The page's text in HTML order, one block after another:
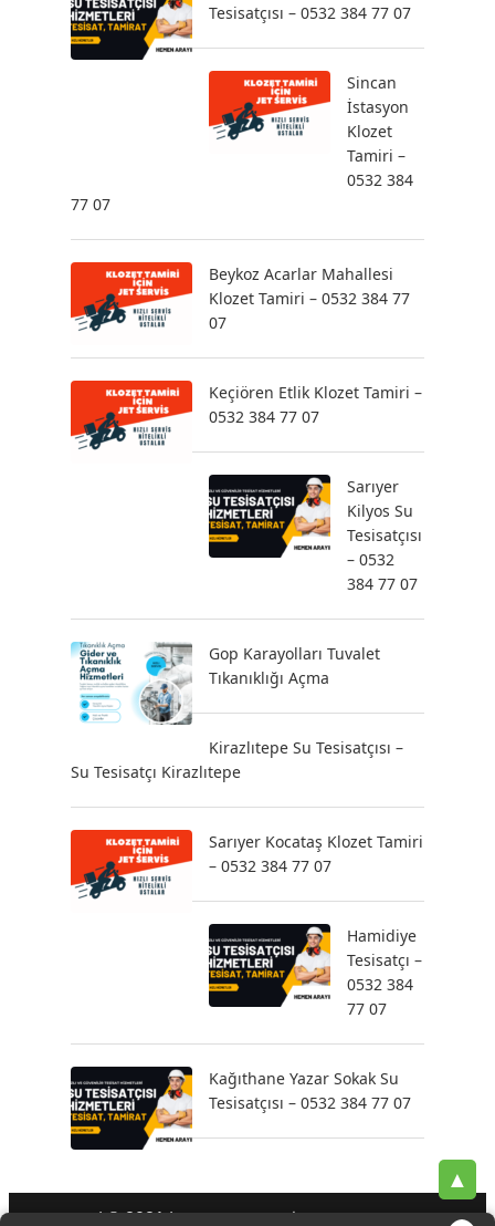
Tesisatçısı – 0532 384 77 07
Sincan
İstasyon
Klozet
Tamiri –
0532 384
77 07
Beykoz Acarlar Mahallesi
Klozet Tamiri – 0532 384 77
07
Keçiören Etlik Klozet Tamiri –
0532 384 77 07
Sarıyer
Kilyos Su
Tesisatçısı
– 0532
384 77 07
Gop Karayolları Tuvalet
Tıkanıklığı Açma
Kirazlıtepe Su Tesisatçısı –
Su Tesisatçı Kirazlıtepe
Sarıyer Kocataş Klozet Tamiri
– 0532 384 77 07
Hamidiye
Tesisatçı –
0532 384
77 07
Kağıthane Yazar Sokak Su
Tesisatçısı – 0532 384 77 07
▲
| © 2021 |- - - Klozet